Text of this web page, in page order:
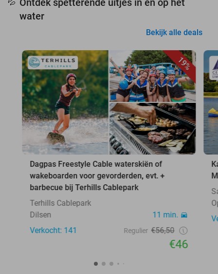
💦
water
Bekijk alle deals
19%
Dagpas Freestyle Cable waterskiën of
wakeboarden voor gevorderden, evt. +
barbecue bij Terhills Cablepark
Terhills Cablepark
Dilsen
11 min.
Verkocht: 141
Regulier €56,50
€46